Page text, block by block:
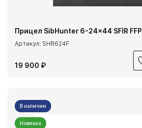
Прицел SibHunter 6-24x44 SFIR FFP
Артикул: SHR624F
19 900 ₽
В наличии
Новинка